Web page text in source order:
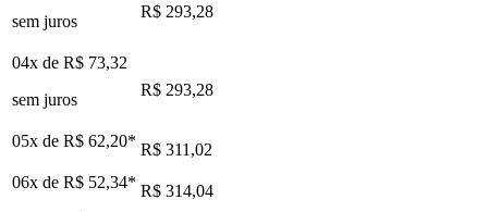
sem juros
R$ 293,28
04x de R$ 73,32
sem juros
R$ 293,28
05x de R$ 62,20* R$ 311,02
06x de R$ 52,34* R$ 314,04